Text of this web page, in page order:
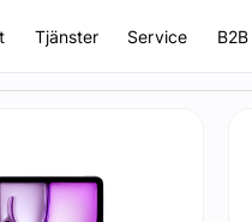
Tjänster Service B2B